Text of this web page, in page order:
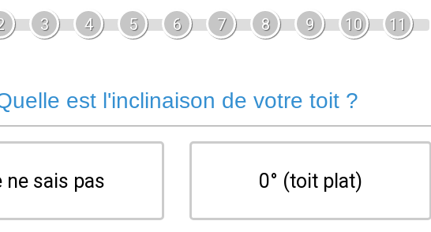
3 4 5 6 7 8 9 10 11
est l'inclinaison de votre toit ?
ne sais pas 0° (toit plat)